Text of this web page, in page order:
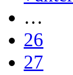
…
26
27